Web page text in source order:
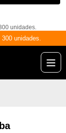
unidades.
unidades.